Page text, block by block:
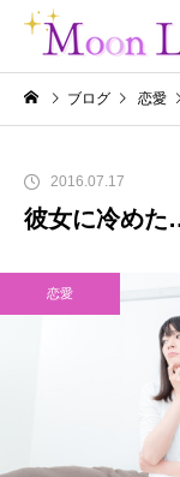
ブログ 恋愛
2016.07.17
彼女に冷めた
恋愛